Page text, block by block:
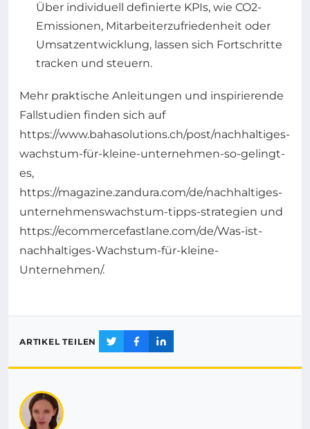
Über individuell definierte KPIs, wie CO2-
Emissionen, Mitarbeiterzufriedenheit oder
Umsatzentwicklung, lassen sich Fortschritte
tracken und steuern.
Mehr praktische Anleitungen und inspirierende
Fallstudien finden sich auf
https://www.bahasolutions.ch/post/nachhaltiges-
wachstum-für-kleine-unternehmen-so-gelingt-
es,
https://magazine.zandura.com/de/nachhaltiges-
unternehmenswachstum-tipps-strategien und
https://ecommercefastlane.com/de/Was-ist-
nachhaltiges-Wachstum-für-kleine-
Unternehmen/.
ARTIKEL TEILEN